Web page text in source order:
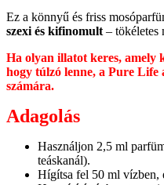
Ez a könnyű és friss
szexi és kifinomult – tökéletes
Ha olyan illatot keres, amely
hogy túlzó lenne, a Pure Life
számára.
Adagolás
Használjon 2,5 ml
teáskanál).
Hígítsa fel 50 ml vízben,